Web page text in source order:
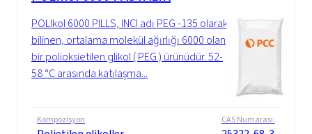
POLIkol 6000 PILLS, INCI adı PEG -135 olarak
bilinen, ortalama molekül ağırlığı 6000 olan
bir polioksietilen glikol ( PEG ) ürünüdür. 52-
58 °C arasında katılaşma...
Kompozisyon CAS Numarası.